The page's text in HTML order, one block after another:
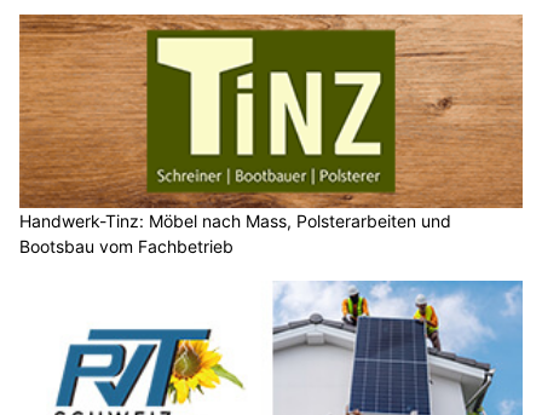
Handwerk-Tinz: Möbel nach Mass, Polsterarbeiten und
Bootsbau vom Fachbetrieb